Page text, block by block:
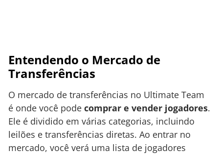
Entendendo o Mercado de
Transferências
O mercado de transferências no Ultimate Team
é onde você pode comprar e vender jogadores.
Ele é dividido em várias categorias, incluindo
leilões e transferências diretas. Ao entrar no
mercado, você verá uma lista de jogadores